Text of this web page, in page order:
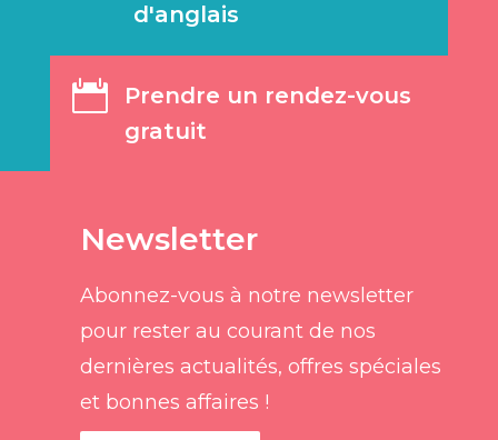
d'anglais

Prendre un rendez-vous
gratuit
Newsletter
Abonnez-vous à notre newsletter
pour rester au courant de nos
dernières actualités, offres spéciales
et bonnes affaires !